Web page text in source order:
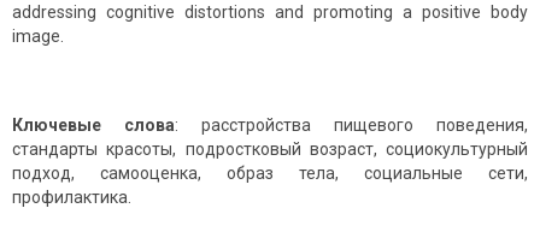
addressing cognitive distortions and promoting a positive body
image.
Ключевые слова: расстройства пищевого поведения,
стандарты красоты, подростковый возраст, социокультурный
подход, самооценка, образ тела, социальные сети,
профилактика.